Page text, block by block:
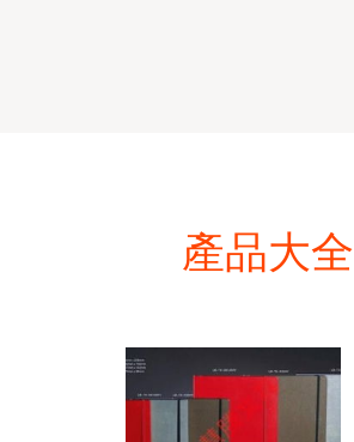
產品大全